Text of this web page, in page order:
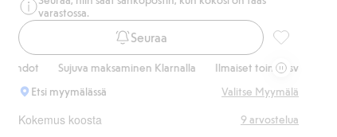
varastossa.
Seuraa
Sujuva maksaminen Klarnalla Ilmaiset toimitusvaihtoehdot
Etsi myymälässä
Valitse Myymälä
Kokemus koosta 9 arvostelua